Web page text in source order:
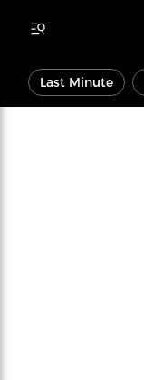
Last Minute